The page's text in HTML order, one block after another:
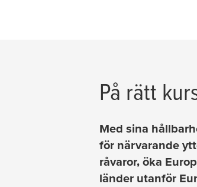
På rätt
Med sina
för närvarande
råvaror, öka
länder utanför